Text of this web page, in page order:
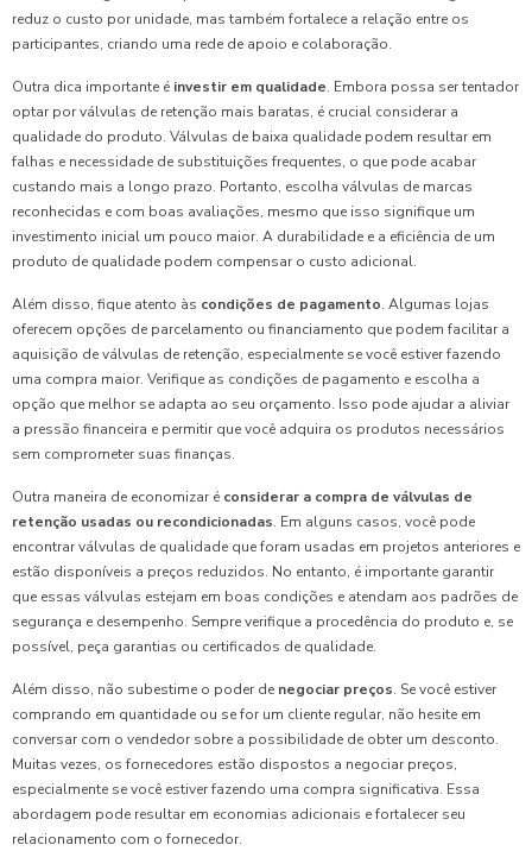
reduz o custo por unidade, mas também fortalece a relação entre os
participantes, criando uma rede de apoio e colaboração.
Outra dica importante é investir em qualidade. Embora possa ser tentador
optar por válvulas de retenção mais baratas, é crucial considerar a
qualidade do produto. Válvulas de baixa qualidade podem resultar em
falhas e necessidade de substituições frequentes, o que pode acabar
custando mais a longo prazo. Portanto, escolha válvulas de marcas
reconhecidas e com boas avaliações, mesmo que isso signifique um
investimento inicial um pouco maior. A durabilidade e a eficiência de um
produto de qualidade podem compensar o custo adicional.
Além disso, fique atento às condições de pagamento. Algumas lojas
oferecem opções de parcelamento ou financiamento que podem facilitar a
aquisição de válvulas de retenção, especialmente se você estiver fazendo
uma compra maior. Verifique as condições de pagamento e escolha a
opção que melhor se adapta ao seu orçamento. Isso pode ajudar a aliviar
a pressão financeira e permitir que você adquira os produtos necessários
sem comprometer suas finanças.
Outra maneira de economizar é considerar a compra de válvulas de
retenção usadas ou recondicionadas. Em alguns casos, você pode
encontrar válvulas de qualidade que foram usadas em projetos anteriores e
estão disponíveis a preços reduzidos. No entanto, é importante garantir
que essas válvulas estejam em boas condições e atendam aos padrões de
segurança e desempenho. Sempre verifique a procedência do produto e, se
possível, peça garantias ou certificados de qualidade.
Além disso, não subestime o poder de negociar preços. Se você estiver
comprando em quantidade ou se for um cliente regular, não hesite em
conversar com o vendedor sobre a possibilidade de obter um desconto.
Muitas vezes, os fornecedores estão dispostos a negociar preços,
especialmente se você estiver fazendo uma compra significativa. Essa
abordagem pode resultar em economias adicionais e fortalecer seu
relacionamento com o fornecedor.